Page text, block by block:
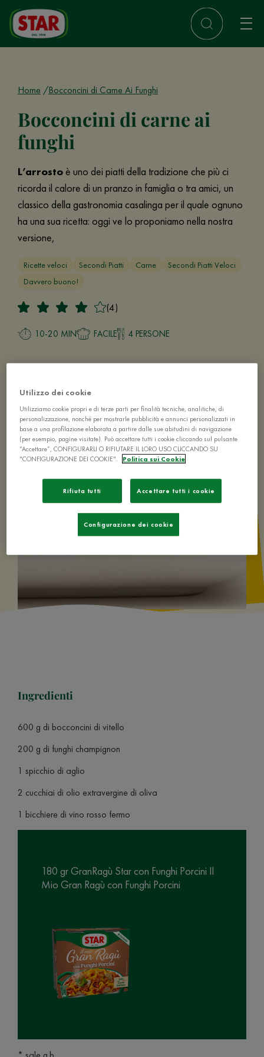
Home Bocconcini di Carne Ai Funghi
Bocconcini di carne ai
funghi
L’arrostoè uno dei piatti della tradizione che più ci
ricorda il calore di un pranzo in famiglia o tra amici, un
classico della gastronomia casalinga per il quale ognuno
ha una sua ricetta: oggi ve lo proponiamo nella nostra
versione,
Ricette veloci Secondi Piatti Carne
Secondi Piatti Veloci
Davvero buono!
(4)
10-20 MIN FACILE 4 PERSONE
Ingredienti
600 g di bocconcini di vitello
200 g di funghi champignon
1 spicchio di aglio
2 cucchiai di olio extravergine di oliva
1 bicchiere di vino rosso fermo
180 gr GranRagù Star con Funghi Porcini Il
Mio Gran Ragù con Funghi Porcini
Utilizzo dei cookie
Utilizziamo cookie propri e di terze parti per finalità tecniche, analitiche, di
personalizzazione, nonché per mostrarle pubblicità e annunci personalizzati in
base a una profilazione elaborata a partire dalle sue abitudini di navigazione
(per esempio, pagine visitate). Può accettare tutti i cookie cliccando sul pulsante
“Accettare”, CONFIGURARLI O RIFIUTARE IL LORO USO CLICCANDO SU
"CONFIGURAZIONE DEI COOKIE".
Politica sui Cookie
Rifiuta tutti Accettare tutti i cookie
Configurazione dei cookie